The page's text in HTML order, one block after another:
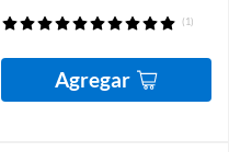
(1)
Agregar